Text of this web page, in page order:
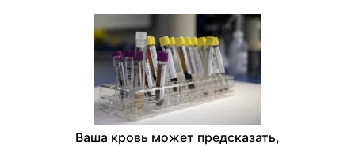
Ваша кровь может предсказать,